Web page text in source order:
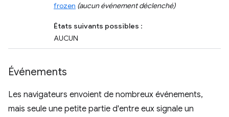
frozen (aucun événement déclenché)
États suivants possibles :
AUCUN
Événements
Les navigateurs envoient de nombreux événements,
mais seule une petite partie d'entre eux signale un